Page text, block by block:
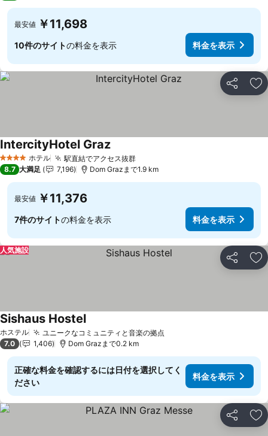
最安値 ￥11,698
10件のサイトの料金を表示 料金を表示
シェア お
4 ホテルのランク
ホテル 駅直結でアクセス抜群
IntercityHotel Graz
8.7 大満足 7,196 Dom Grazまで1.9 km
最安値 ￥11,376
7件のサイトの料金を表示 料金を表示
シェア お
人気施設
ホステル ユニークなコミュニティと音楽の拠点
Sishaus Hostel
7.0 1,406 Dom Grazまで0.2 km
正確な料金を確認するには日付を選択してく
ださい
料金を表示
シェア お